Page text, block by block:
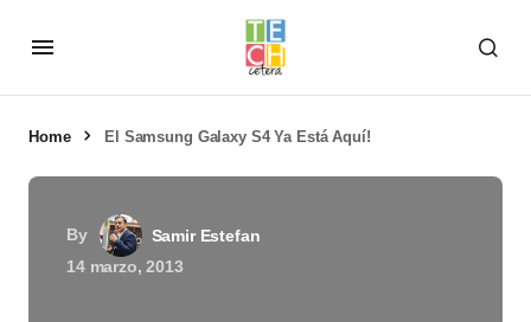
Home El Samsung Galaxy S4 Ya Está Aquí!
By
Samir Estefan
14 marzo, 2013